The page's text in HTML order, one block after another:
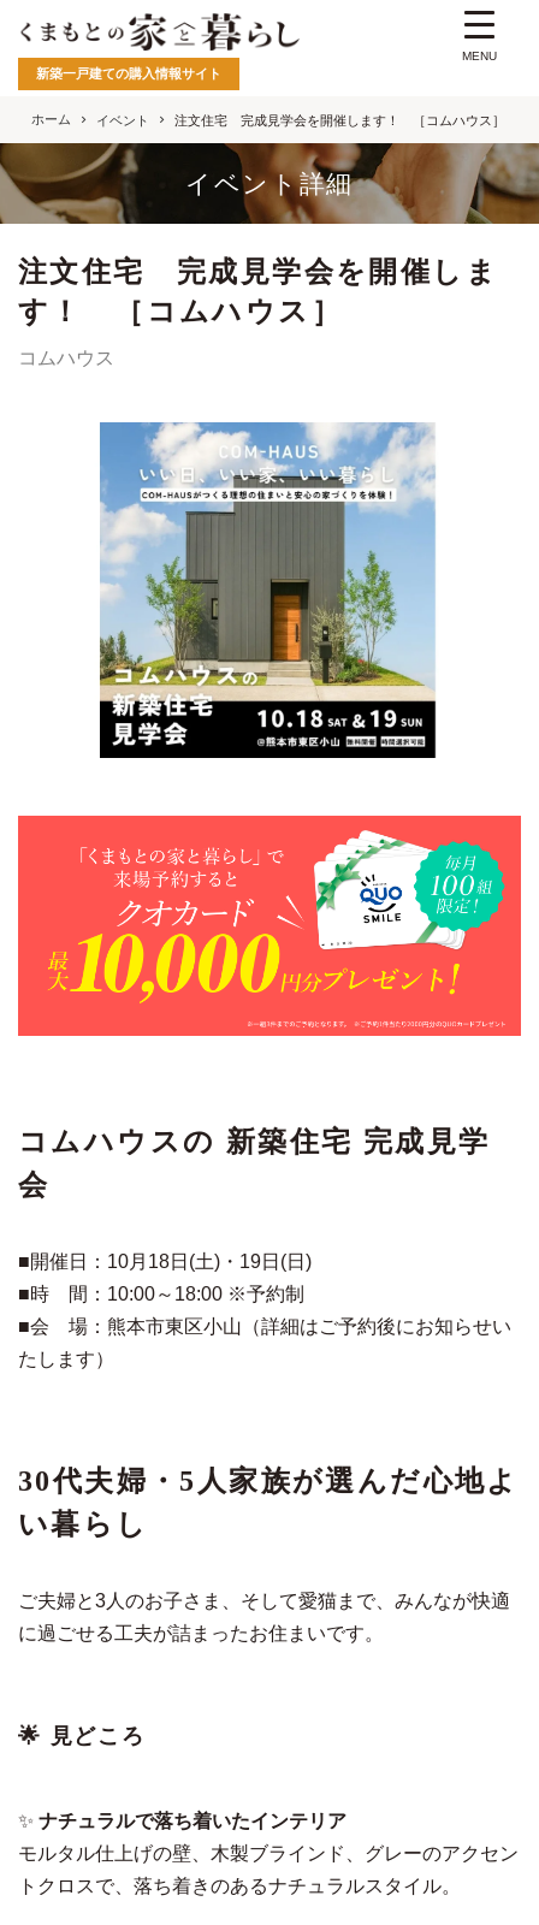
新築一戸建ての購入情報サイト
ホーム イベント 注文住宅 完成見学会を開催します！ ［コムハウス］
イベント詳細
注文住宅 完成見学会を開催しま
す！ ［コムハウス］
コムハウス
コムハウスの 新築住宅 完成見学
会
■開催日：10月18日 (土) ・ 19日 (日 )
■時 間： 10:00～ 18:00 ※予約制
■会 場： 熊本市東区小山（詳細はご予約後にお知らせい
たします）
30代夫婦・5人家族が選んだ心地よ
い暮らし
ご夫婦と3人のお子さま、そして愛猫まで、みんなが快適
に過ごせる工夫が詰まったお住まいです。
🌟 見どころ
✨ ナチュラルで落ち着いたインテリア
モルタル仕上げの壁、木製ブラインド、グレーのアクセン
トクロスで、落ち着きのあるナチュラルスタイル。
MENU